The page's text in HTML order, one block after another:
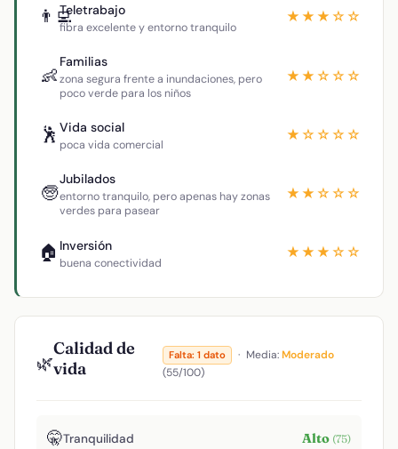
👨‍💻Teletrabajo
fibra excelente y entorno tranquilo
★★★☆☆
👶
Familias
zona segura frente a inundaciones, pero
poco verde para los niños
★★☆☆☆
🕺 Vida social
poca vida comercial
★☆☆☆☆
🧓
Jubilados
entorno tranquilo, pero apenas hay zonas
verdes para pasear
★★☆☆☆
🏠 Inversión
buena conectividad
★★★☆☆
🌿
Calidad de
vida
Falta: 1 dato · Media:Moderado
(55/100)
🤫Tranquilidad Alto (75)